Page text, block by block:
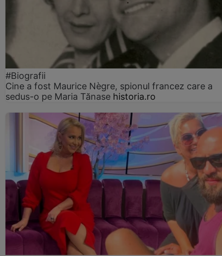
#Biografii
Cine a fost Maurice Nègre, spionul francez care a
sedus-o pe Maria Tănase historia.ro